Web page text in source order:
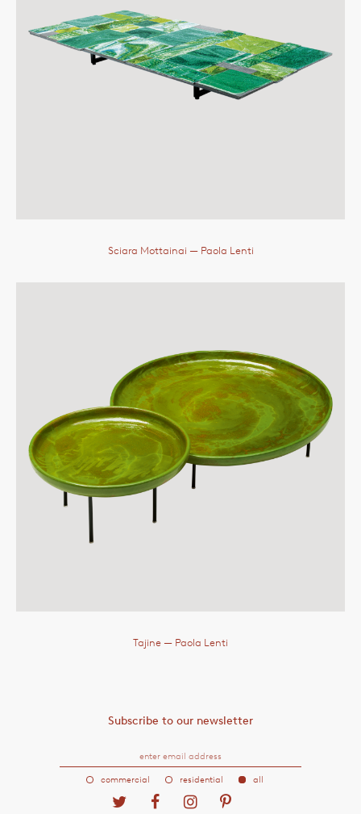
Sciara Mottainai — Paola Lenti
Tajine — Paola Lenti
Subscribe to our newsletter
commercial residential all